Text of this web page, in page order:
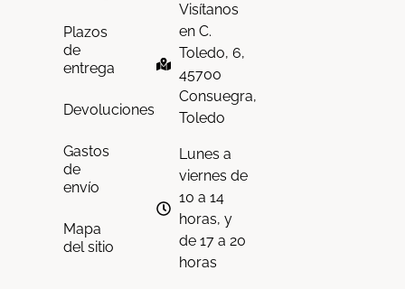
Plazos
de
entrega
Devoluciones
Gastos
de
envío
Mapa
del sitio
Visítanos
en C.
Toledo, 6,
45700
Consuegra,
Toledo
Lunes a
viernes de
10 a 14
horas, y
de 17 a 20
horas